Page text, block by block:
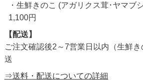
・生鮮きのこ (アガリクス茸･ヤマブ
1,100円
【配送】
ご注文確認後2～7営業日以内（生鮮
送
⇒送料・配送についての詳細